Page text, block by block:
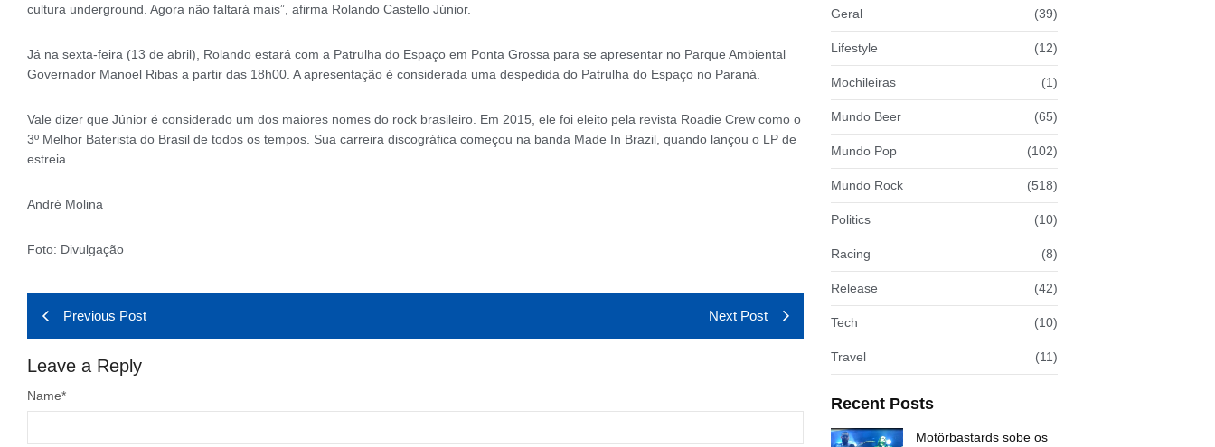
cultura underground. Agora não faltará mais”, afirma Rolando Castello Júnior.
Já na sexta-feira (13 de abril), Rolando estará com a Patrulha do Espaço em Ponta Grossa para se apresentar no Parque Ambiental
Governador Manoel Ribas a partir das 18h00. A apresentação é considerada uma despedida do Patrulha do Espaço no Paraná.
Vale dizer que Júnior é considerado um dos maiores nomes do rock brasileiro. Em 2015, ele foi eleito pela revista Roadie Crew como o
3º Melhor Baterista do Brasil de todos os tempos. Sua carreira discográfica começou na banda Made In Brazil, quando lançou o LP de
estreia.
André Molina
Foto: Divulgação
Previous Post Next Post
Leave a Reply
Name*
Geral (39)
Lifestyle (12)
Mochileiras (1)
Mundo Beer (65)
Mundo Pop (102)
Mundo Rock (518)
Politics (10)
Racing (8)
Release (42)
Tech (10)
Travel (11)
Recent Posts
Motörbastards sobe os